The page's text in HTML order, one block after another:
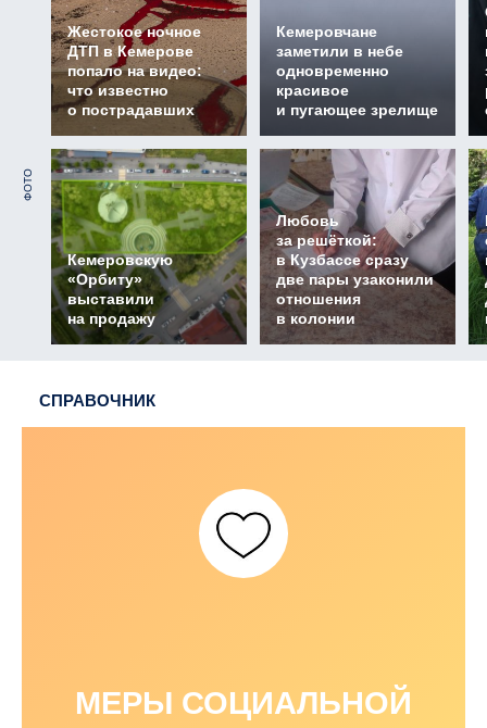
Жестокое ночное
ДТП в Кемерове
попало на видео:
что известно
о пострадавших
Кемеровчане
заметили в небе
одновременно
красивое
и пугающее зрелище
ФОТО
Кемеровскую
«Орбиту»
выставили
на продажу
Любовь
за решёткой:
в Кузбассе сразу
две пары узаконили
отношения
в колонии
СПРАВОЧНИК
МЕРЫ СОЦИАЛЬНОЙ